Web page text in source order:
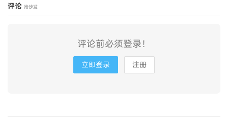
评论 抢沙发
评论前必须登录！
立即登录 注册